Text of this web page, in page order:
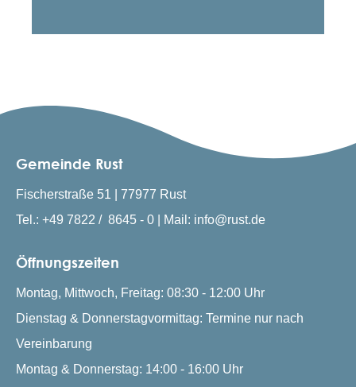
Gemeinde Rust
Fischerstraße 51 | 77977 Rust
Tel.: +49 7822 / 8645 - 0 | Mail: info@rust.de
Öffnungszeiten
Montag, Mittwoch, Freitag: 08:30 - 12:00 Uhr
Dienstag & Donnerstagvormittag: Termine nur nach
Vereinbarung
Montag & Donnerstag: 14:00 - 16:00 Uhr